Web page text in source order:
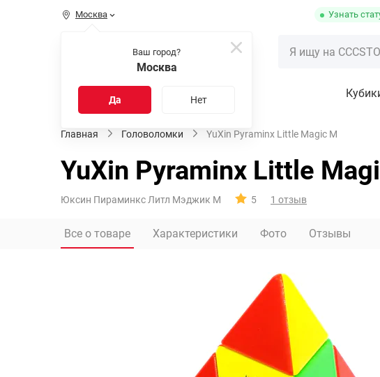
Москва
Ваш город?
Москва
Да Нет
Узнать
КАТАЛОГ
Распродажа
Главная Головоломки YuXin Pyraminx Little Magic M
YuXin Pyraminx Little
Юксин Пираминкс Литл Мэджик М 5 1 отзыв
Все о товаре Характеристики Фото Отзывы